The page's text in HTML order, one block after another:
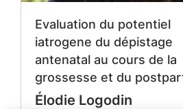
Evaluation du potentiel
iatrogene du dépistage
antenatal au cours de la
grossesse et du
Élodie Logodin